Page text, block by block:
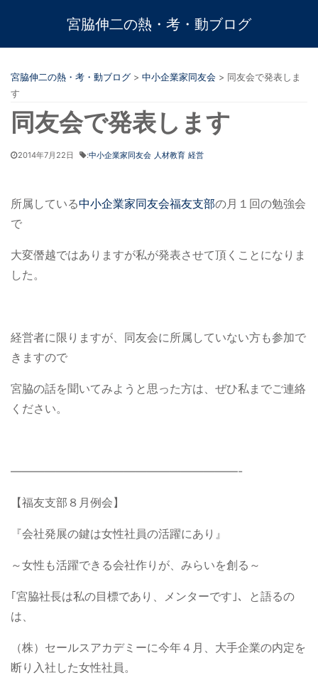
宮脇伸二の熱・考・動ブログ
宮脇伸二の熱・考・動ブログ > 中小企業家同友会 > 同友会で発表しま
す
同友会で発表します
2014年7月22日 :中小企業家同友会 人材教育 経営
所属している中小企業家同友会福友支部の月１回の勉強会
で
大変僭越ではありますが私が発表させて頂くことになりま
した。
経営者に限りますが、同友会に所属していない方も参加で
きますので
宮脇の話を聞いてみようと思った方は、ぜひ私までご連絡
ください。
————————————————————-
【福友支部８月例会】
『会社発展の鍵は女性社員の活躍にあり』
～女性も活躍できる会社作りが、みらいを創る～
｢宮脇社長は私の目標であり、メンターです｣、と語るの
は、
（株）セールスアカデミーに今年４月、大手企業の内定を
断り入社した女性社員。